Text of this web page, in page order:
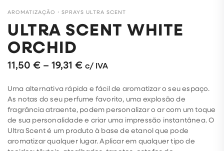
AROMATIZAÇÃO ・ SPRAYS ULTRA SCENT
ULTRA SCENT WHITE
ORCHID
11,50 € – 19,31 € c/ IVA
Uma alternativa rápida e fácil de aromatizar o seu espaço.
As notas do seu perfume favorito, uma explosão de
fragrância atraente, podem personalizar o ar com um toque
de sua personalidade e criar uma impressão instantânea. O
Ultra Scent é um produto à base de etanol que pode
aromatizar qualquer lugar. Aplicar em qualquer tipo de